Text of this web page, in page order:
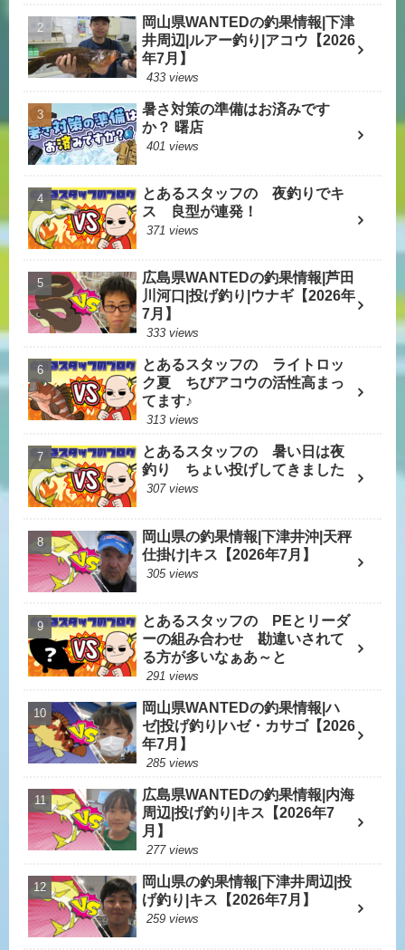
岡山県WANTEDの釣果情報|下津
井周辺|ルアー釣り|アコウ【2026
年7月】
433 views
暑さ対策の準備はお済みです
か？ 曙店
401 views
とあるスタッフの 夜釣りでキ
ス 良型が連発！
371 views
広島県WANTEDの釣果情報|芦田
川河口|投げ釣り|ウナギ【2026年
7月】
333 views
とあるスタッフの ライトロッ
ク夏 ちびアコウの活性高まっ
てます♪
313 views
とあるスタッフの 暑い日は夜
釣り ちょい投げしてきました
307 views
岡山県の釣果情報|下津井沖|天秤
仕掛け|キス【2026年7月】
305 views
とあるスタッフの PEとリーダ
ーの組み合わせ 勘違いされて
る方が多いなぁあ～と
291 views
岡山県WANTEDの釣果情報|ハ
ゼ|投げ釣り|ハゼ・カサゴ【2026
年7月】
285 views
広島県WANTEDの釣果情報|内海
周辺|投げ釣り|キス【2026年7
月】
277 views
岡山県の釣果情報|下津井周辺|投
げ釣り|キス【2026年7月】
259 views